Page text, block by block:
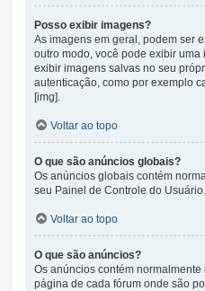
Posso exibir imagens?
As imagens em geral, podem ser
outro modo, você pode exibir
exibir imagens salvas no seu
autenticação, como por exemplo
[img].
Voltar ao topo
O que são anúncios globais?
Os anúncios globais contém
seu Painel de Controle do
Voltar ao topo
O que são anúncios?
Os anúncios contém
página de cada fórum onde são